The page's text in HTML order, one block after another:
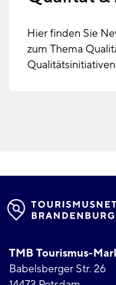
Hier finden Sie
zum Thema
TMB Tourismus-
Babelsberger Str. 26